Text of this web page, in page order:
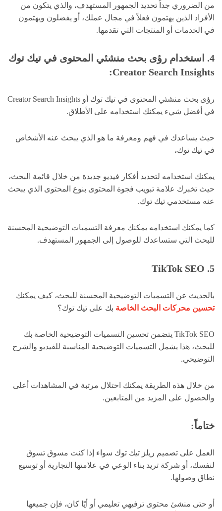
من الضروري جداً تحديد الجمهور المستهدف، والذي يتكون من
الأفراد الذين يهتمون فعلاً في مجال عملك، أو يفضلون ويهتمون
في الخدمات أو المنتجات التي تقدمها.
4. استخدام رؤى بحث منشئي المحتوى في تيك توك
Creator Search Insights:
رؤى بحث منشئي المحتوى في تيك توك أو Creator Search Insights
في أفضل شيء يمكنك استخدامه على الأطلاق.
حيث يساعدك في فهم ومعرفة ما هو الذي يبحث عنه الأشخاص
في تيك توك،
يمكنك استخدامه لتحديد أفكار فيديو جديدة من خلال قائمة البحث،
حيث تخبرك علامة تبويب فجوة المحتوى بنوع المحتوى الذي يبحث
عنه مستخدمي تيك توك.
كما يمكنك استخدامه يمكنك معرفة التسميات التوضيحية المحسنة
للبحث التي ستساعدك للوصول إلى الجمهور المستهدف.
5. TikTok SEO
بالحديث عن التسميات التوضيحية المحسنة للبحث، كيف يمكنك
تحسين محركات البحث الخاصة بك على تيك توك؟
TikTok SEO يتضمن تحسين التسميات التوضيحية الخاصة بك
للبحث، هذا يشمل التسميات التوضيحية المناسبة للفيديو والشرح
التوضيحي.
من خلال هذه الطريقة يمكنك احتلال مرتبة في المشاهدات أعلى
والحصول على المزيد من المتابعين.
ختاماً:
العمل على تصميم ريلز تيك توك سواء إذا كنت مسوق تسوق
لنفسك، أو شركة تريد بناء الوعي في علامتها التجارية أو توسيع
نطاق وصولها.
أو حتى منشئ محتوى ترفيهي تعليمي أو أيًا كان، فإن جميعها